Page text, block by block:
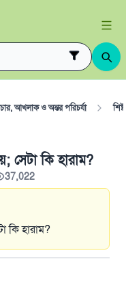
আখলাক ও অন্তর পরিচর্যা
সেটা কি হারাম?
37,022
কি হারাম?